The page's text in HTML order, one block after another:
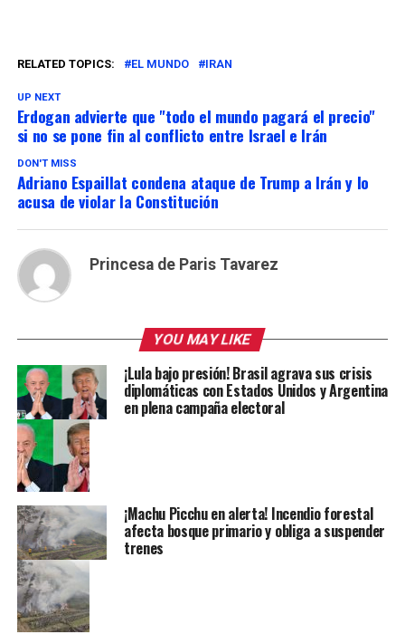
RELATED TOPICS: EL MUNDO IRAN
UP NEXT
Erdogan advierte que "todo el mundo pagará el precio"
si no se pone fin al conflicto entre Israel e Irán
DON'T MISS
Adriano Espaillat condena ataque de Trump a Irán y lo
acusa de violar la Constitución
Princesa de Paris Tavarez
YOU MAY LIKE
¡Lula bajo presión! Brasil agrava sus crisis
diplomáticas con Estados Unidos y Argentina
en plena campaña electoral
¡Machu Picchu en alerta! Incendio forestal
afecta bosque primario y obliga a suspender
trenes